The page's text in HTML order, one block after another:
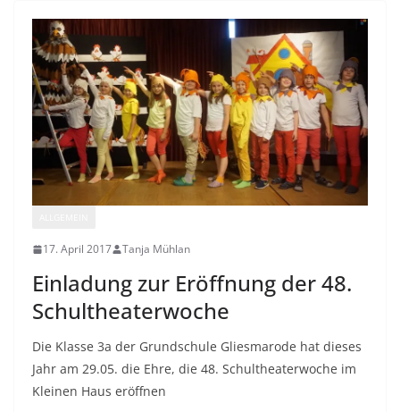
17. April 2017 Tanja Mühlan
Einladung zur Eröffnung der 48.
Schultheaterwoche
Die Klasse 3a der Grundschule Gliesmarode hat dieses
Jahr am 29.05. die Ehre, die 48. Schultheaterwoche im
Kleinen Haus eröffnen